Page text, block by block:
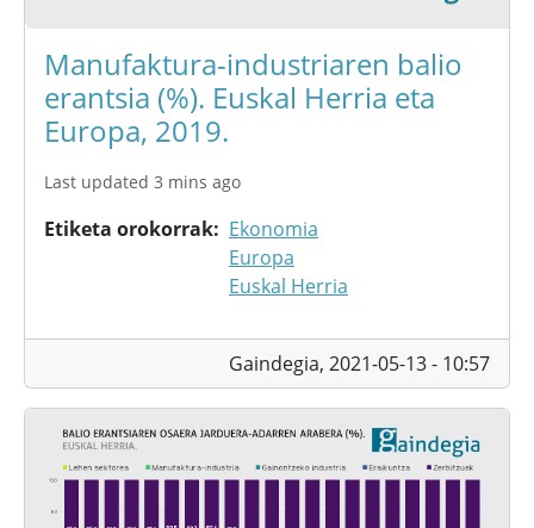
Manufaktura-industriaren balio
erantsia (%). Euskal Herria eta
Europa, 2019.
Last updated 3 mins ago
Etiketa orokorrak
Ekonomia
Europa
Euskal Herria
Gaindegia, 2021-05-13 - 10:57